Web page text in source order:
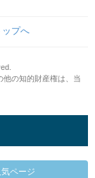
プへ
の知的財産権は、当
気ページ